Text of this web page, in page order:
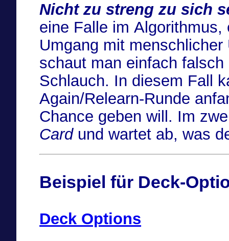
Nicht zu streng zu sich
eine Falle im
Umgang mit
schaut man einfach
Schlauch. In diesem Fall kann sich überlegen, ob man eine
Again/Relearn-Runde
Chance geben will. Im
Cardund wartet ab, was
Beispiel für Deck-
Deck Options